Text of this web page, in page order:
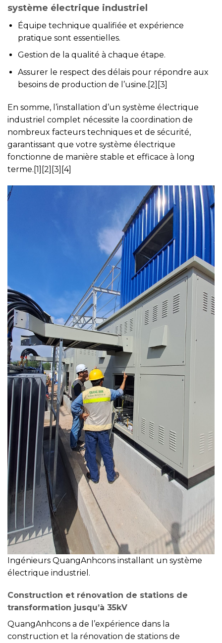
système électrique industriel
Équipe technique qualifiée et expérience
pratique sont essentielles.
Gestion de la qualité à chaque étape.
Assurer le respect des délais pour répondre aux
besoins de production de l’usine.[2][3]
En somme, l’installation d’un système électrique
industriel complet nécessite la coordination de
nombreux facteurs techniques et de sécurité,
garantissant que votre système électrique
fonctionne de manière stable et efficace à long
terme.[1][2][3][4]
Ingénieurs QuangAnhcons installant un système
électrique industriel.
Construction et rénovation de stations de
transformation jusqu’à 35kV
QuangAnhcons a de l’expérience dans la
construction et la rénovation de stations de